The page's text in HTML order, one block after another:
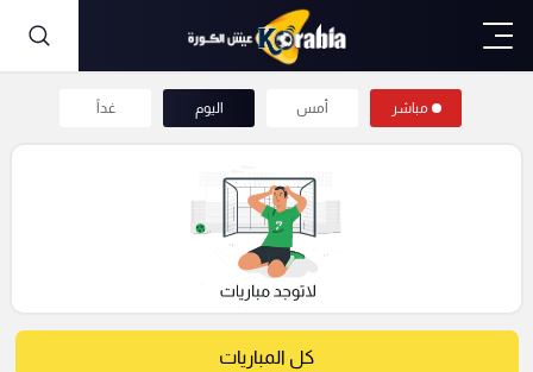
مباشر أمس اليوم غداً
كل المباريات